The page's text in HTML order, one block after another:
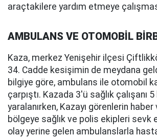
araçtakilere yardım etmeye
AMBULANS VE OTOMOBİL
Kaza, merkez Yenişehir ilçesi
34. Cadde kesişimin de meydana
bilgiye göre, ambulans ile otomobil
çarpıştı. Kazada 3'ü sağlık çalışanı
yaralanırken, Kazayı görenlerin
bölgeye sağlık ve polis ekipleri sevk
olay yerine gelen ambulanslarla